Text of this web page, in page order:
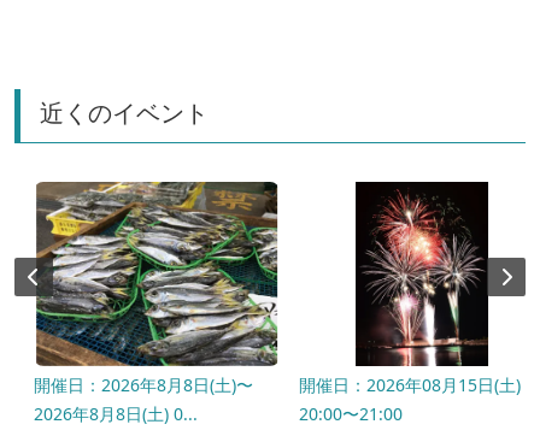
近くのイベント
開催日：2026年8月8日(土)〜
2026年8月8日(土) 0...
開催日：2026年08月15日(土)
20:00〜21:00